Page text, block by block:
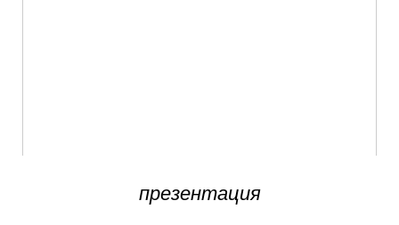
презентация